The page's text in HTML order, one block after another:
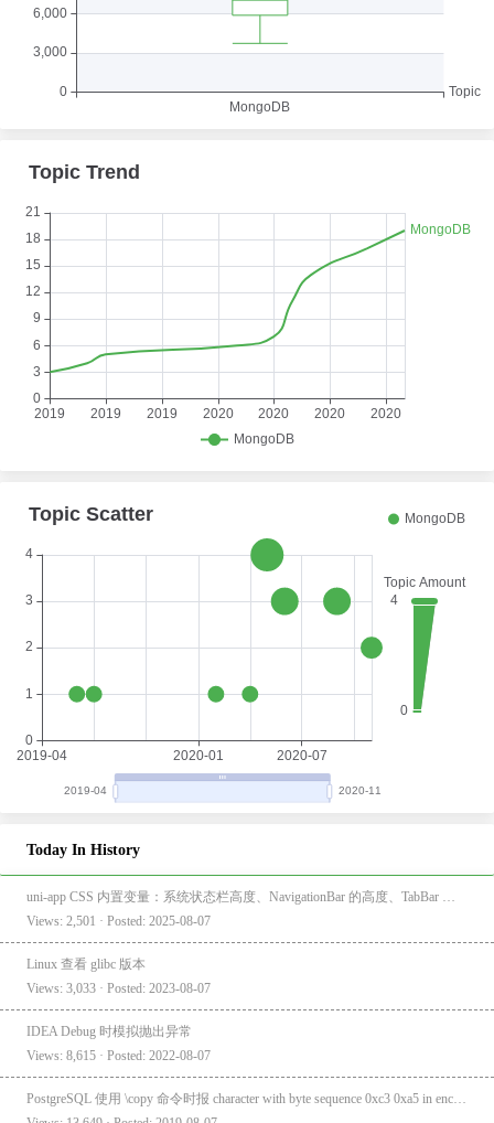
Today In History
Views: 2,501 · Posted: 2025-08-07
Linux 查看 glibc 版本
Views: 3,033 · Posted: 2023-08-07
IDEA Debug 时模拟抛出异常
Views: 8,615 · Posted: 2022-08-07